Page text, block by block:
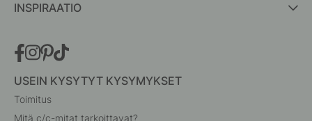
INSPIRAATIO
USEIN KYSYTYT KYSYMYKSET
Toimitus
Mitä c/c-mitat tarkoittavat?